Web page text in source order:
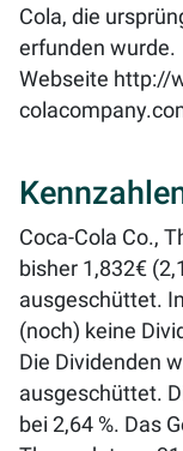
Cola, die
erfunden wurde.
Webseite http://
Coca-Cola Co.,
bisher 1,832€
ausgeschüttet.
(noch) keine
Die Dividenden
ausgeschüttet.
bei 2,64 %. Das